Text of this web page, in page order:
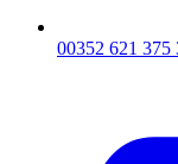
00352 621 375